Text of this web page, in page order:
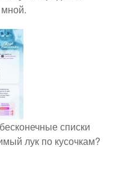
списки
лук по кусочкам?